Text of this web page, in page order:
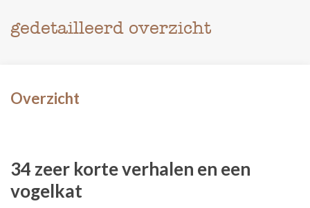
gedetailleerd overzicht
Overzicht
34 zeer korte verhalen en een
vogelkat